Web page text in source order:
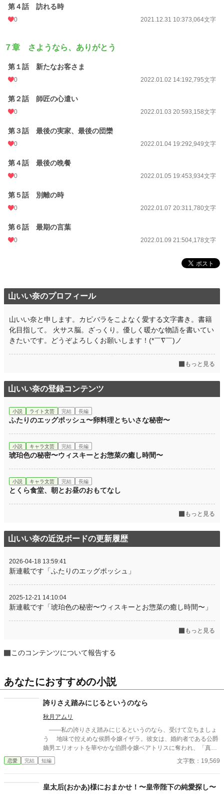
第４話 訪れる時
0 2021.12.31 10:373,064文字
７章 さようなら、ありがとう
第１話 新たなお客さま
0 2022.01.02 14:192,795文字
第２話 師匠の心遣い
0 2022.01.03 20:593,158文字
第３話 最後の実家、最後の団欒
0 2022.01.04 19:292,949文字
第４話 最後の晩餐
0 2022.01.05 19:453,934文字
第５話 別離の時
0 2022.01.07 20:311,780文字
第６話 最期の言葉
0 2022.01.09 21:504,178文字
山いい奈のプロフィール
山いい奈と申します。カピバラをこよなく愛する文字書き。書籍
化目指して。 火サス脳。ざっくり。優しく暖かな物語を書いてい
きたいです。どうぞよろしくお願いします！(*￣∇￣)ノ
もっと見る
山いい奈の登録コンテンツ
小説 ライト文芸 完結 長編
ふたりのエッグポッシュ〜卵料理とちいさな秘密〜
小説 キャラ文芸 完結 長編
琥珀色の秘密〜ウィスキーとお惣菜の癒し時間〜
小説 キャラ文芸 完結 長編
とくら食堂、朝とお昼のおもてなし
もっと見る
山いい奈の近況ボードの更新履歴
2026-04-18 13:59:41
新連載です「ふたりのエッグポッシュ」
2025-12-21 14:10:04
新連載です「琥珀色の秘密〜ウィスキーとお惣菜の癒し時間〜」
もっと見る
このコンテンツについて報告する
あなたにおすすめの小説
誇りさえ踏みにじるというのなら
秋月アムリ
――私の誇りさえ踏みにじるというのなら、受けて立ちましょ
う 地味で控えめな侯爵令嬢イザラ。彼女は、婚約者である公爵
嫡男エリオットを華やかな伯爵令嬢ベアトリスに奪われ、「真実
の愛」を見つけたという身勝手な理由で一方的に婚約破棄を突き
つけられる。 ベアトリスからは地味で退屈な女と公然と蔑ま
侯爵家の誇りを守るため不当な破棄を断固として拒否。たった一
人で反撃の証拠集めを開始する。 彼女が助力を求めたのは、社
恋愛 完結 短編 文字数：19,569
皇太后(おかあ)様におまかせ！〜皇帝陛下の純愛探し〜